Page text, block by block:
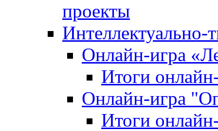
проекты
Интеллектуально-
Онлайн-игра
Итоги
Онлайн-игра
Итоги